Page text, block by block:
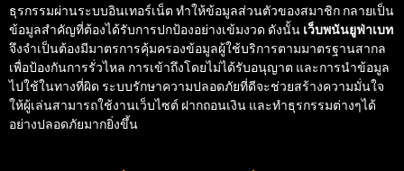
ธุรกรรมผ่านระบบอินเทอร์เน็ต ทำให้ข้อมูลส่วนตัวของสมาชิก กลายเป็น
ข้อมูลสำคัญที่ต้องได้รับการปกป้องอย่างเข้มงวด ดังนั้น เว็บพนันยูฟ่าเบท
จึงจำเป็นต้องมีมาตรการคุ้มครองข้อมูลผู้ใช้บริการตามมาตรฐานสากล
เพื่อป้องกันการรั่วไหล การเข้าถึงโดยไม่ได้รับอนุญาต และการนำข้อมูล
ไปใช้ในทางที่ผิด ระบบรักษาความปลอดภัยที่ดีจะช่วยสร้างความมั่นใจ
ให้ผู้เล่นสามารถใช้งานเว็บไซต์ ฝากถอนเงิน และทำธุรกรรมต่างๆได้
อย่างปลอดภัยมากยิ่งขึ้น